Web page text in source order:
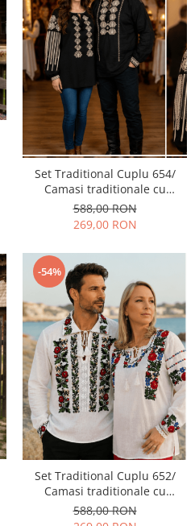
Set Traditional Cuplu 654/
Camasi traditionale cu
broderie
588,00 RON
269,00 RON
-54%
Set Traditional Cuplu 652/
Camasi traditionale cu
broderie
588,00 RON